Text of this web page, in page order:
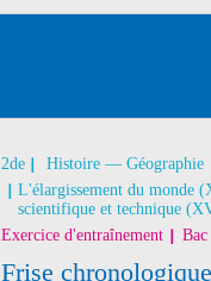
2de
Histoire — Géographie
L'élargissement du monde
scientifique et technique
Exercice d'entraînement Bac
Frise